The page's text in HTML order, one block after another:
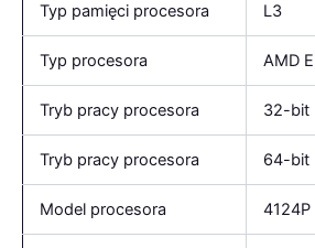
Typ pamięci procesora L3
Typ procesora AMD
Tryb pracy procesora 32-bit
Tryb pracy procesora 64-bit
Model procesora 4124P